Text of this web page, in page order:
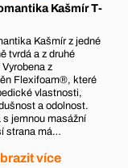
Kašmír T-
Kašmír z jedné
tvrdá a z druhé
z
Flexifoam®, které
vlastnosti,
a odolnost.
s jemnou masážní
strana má…
více